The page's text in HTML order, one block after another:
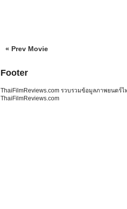
« Prev Movie
Footer
ThaiFilmReviews.com รวบรวมข้อมูลภาพยนตร์
ThaiFilmReviews.com